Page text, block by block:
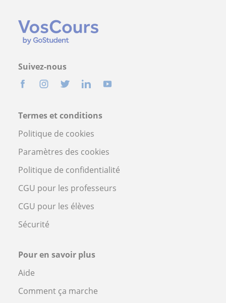
Suivez-nous
Termes et conditions
Politique de cookies
Paramètres des cookies
Politique de confidentialité
CGU pour les professeurs
CGU pour les élèves
Sécurité
Pour en savoir plus
Aide
Comment ça marche